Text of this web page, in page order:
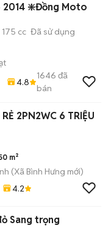
2014 ❇️Đồng Moto
175 cc Đã sử dụng
4.8
1646 đã
bán
2PN2WC 6 TRIỆU
m²
(Xã Bình Hưng mới)
4.2
Sang trọng